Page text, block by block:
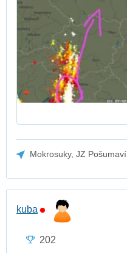
Mokrosuky, JZ
kuba
202